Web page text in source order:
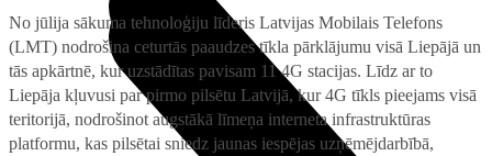
No jūlija sākuma tehnoloģiju līderis Latvijas Mobilais Telefons
(LMT) nodrošina ceturtās paaudzes tīkla pārklājumu visā Liepājā un
tās apkārtnē, kur uzstādītas pavisam 11 4G stacijas. Līdz ar to
Liepāja kļuvusi par pirmo pilsētu Latvijā, kur 4G tīkls pieejams visā
teritorijā, nodrošinot augstākā līmeņa interneta infrastruktūras
platformu, kas pilsētai sniedz jaunas iespējas uzņēmējdarbībā,